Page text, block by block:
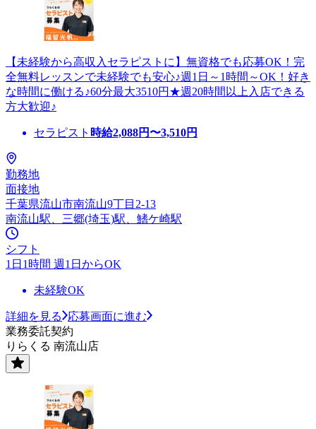
【未経験から高収入セラピストに】無資格でも応募OK！完
全無料レッスンで未経験でも安心♪週1日～1時間～OK！好き
な時間に働ける♪60分最大3510円★週20時間以上入店できる
方大歓迎♪
セラピスト 時給2,088円〜3,510円
勤務地
面接地
千葉県流山市南流山9丁目2-13
南流山駅、三郷(埼玉)駅、鰭ケ崎駅
シフト
1日1時間 週1日からOK
未経験OK
詳細を見る
応募画面に進む
業務委託契約
りらくる 南流山店